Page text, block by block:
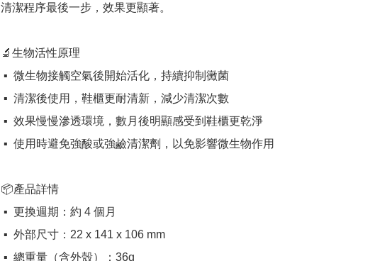
清潔程序最後一步，效果更顯著。
🔬生物活性原理
📦產品詳情